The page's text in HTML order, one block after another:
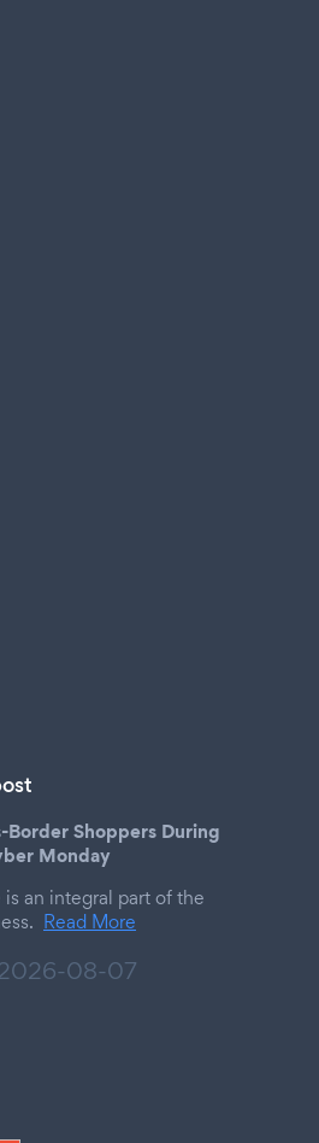
Shoppers During
Monday
an integral part of the
Read More
08-07